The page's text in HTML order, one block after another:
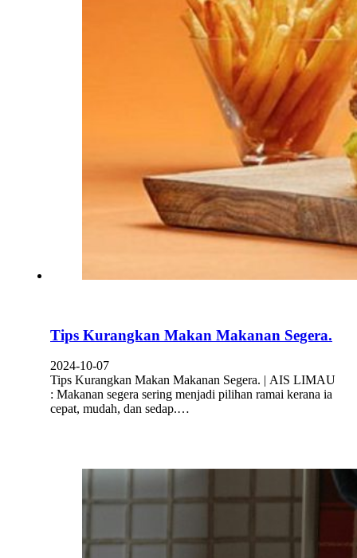
Tips Kurangkan Makan Makanan Segera.
2024-10-07
Tips Kurangkan Makan Makanan Segera. | AIS LIMAU
: Makanan segera sering menjadi pilihan ramai kerana ia
cepat, mudah, dan sedap.…